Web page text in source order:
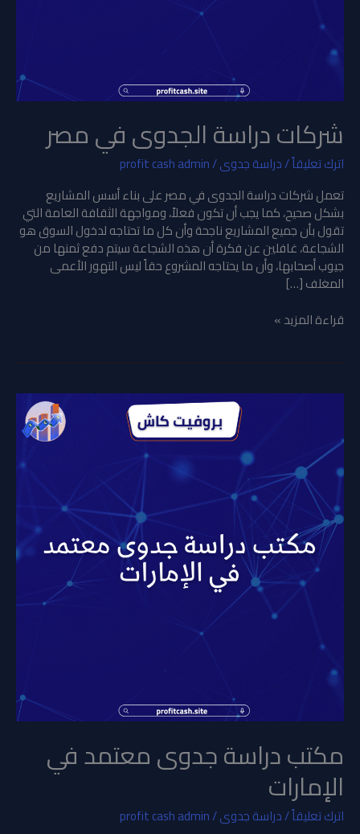
شركات دراسة الجدوى في مصر
اترك تعليقاً/دراسة جدوى/
profit cash admin
تعمل شركات دراسة الجدوى في مصر على بناء أسس المشاريع
بشكل صحيح، كما يجب أن تكون فعلاً، ومواجهة الثقافة العامة التي
تقول بأن جميع المشاريع ناجحة وأن كل ما تحتاجه لدخول السوق هو
الشجاعة، غافلين عن فكرة أن هذه الشجاعة سيتم دفع ثمنها من
جيوب أصحابها، وأن ما يحتاجه المشروع حقاً ليس التهور الأعمى
المغلف […]
قراءة المزيد »
مكتب دراسة جدوى معتمد في
الإمارات
اترك تعليقاً/دراسة جدوى/
profit cash admin
مكتب
جدوى
معتمد
في
الإمارات